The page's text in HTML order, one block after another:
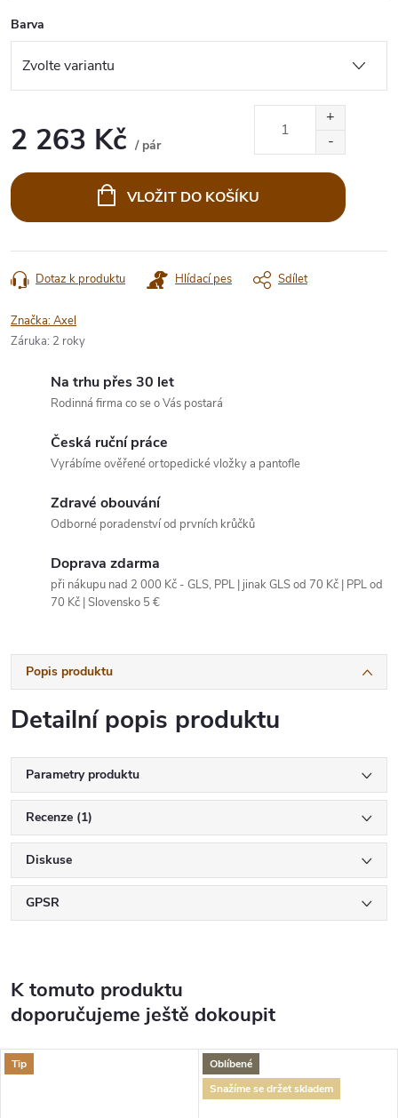
Barva
2 263 Kč / pár
cena:
VLOŽIT DO KOŠÍKU
Dotaz k produktu Hlídací pes Sdílet
Značka:Axel
Záruka: 2 roky
Na trhu přes 30 let
Rodinná firma co se o Vás postará
Česká ruční práce
Vyrábíme ověřené ortopedické vložky a pantofle
Zdravé obouvání
Odborné poradenství od prvních krůčků
Doprava zdarma
při nákupu nad 2 000 Kč - GLS, PPL | jinak GLS od 70 Kč | PPL od
70 Kč | Slovensko 5 €
Popis produktu
Detailní popis produktu
Parametry produktu
Recenze (1)
Diskuse
GPSR
K tomuto produktu
doporučujeme ještě dokoupit
Tip
Oblíbené
Snažíme se držet skladem